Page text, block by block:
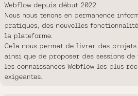
Webflow depuis début 2022.
Nous nous tenons en permanence
pratiques, des nouvelles
la plateforme.
Cela nous permet de livrer des
ainsi que de proposer des sessions
les connaissances Webflow les plus
exigeantes.